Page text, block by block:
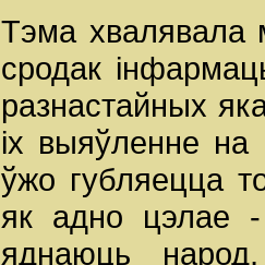
Тэма хвалявала
сродак
разнастайных
іх выяўленне на
ўжо губляецца
як адно цэлае -
яднаюць